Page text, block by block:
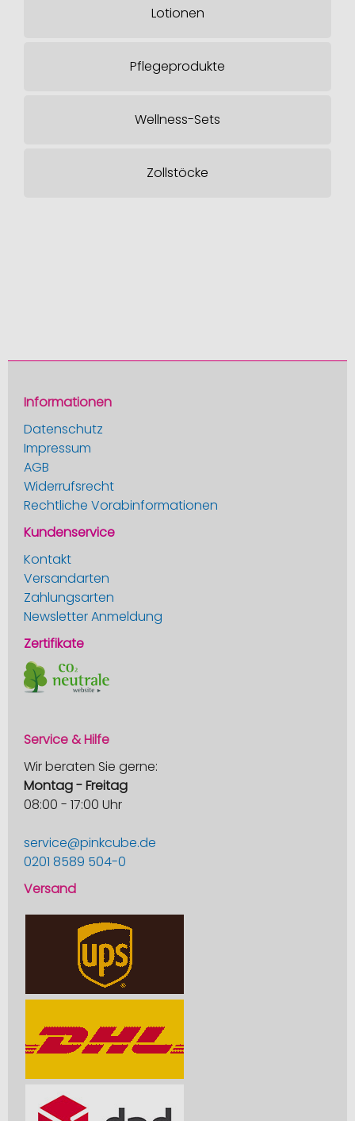
Lotionen
Pflegeprodukte
Wellness-Sets
Zollstöcke
Informationen
Datenschutz
Impressum
AGB
Widerrufsrecht
Rechtliche Vorabinformationen
Kundenservice
Kontakt
Versandarten
Zahlungsarten
Newsletter Anmeldung
Zertifikate
Service & Hilfe
Wir beraten Sie gerne:
Montag - Freitag
08:00 - 17:00 Uhr
service@pinkcube.de
0201 8589 504-0
Versand